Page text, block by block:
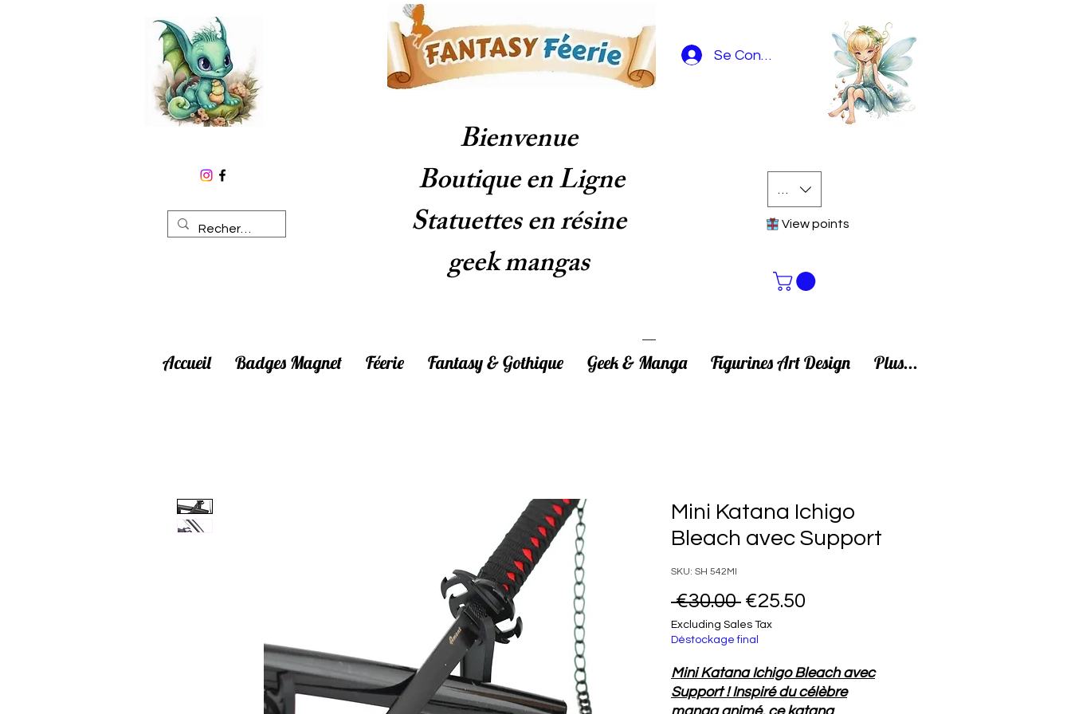
Se Connecter
EUR (€)
View points
Bienvenue
Boutique en Ligne
Statuettes en résine
geek mangas
Accueil Badges Magnet Féerie Fantasy & Gothique Geek & Manga Figurines Art Design Plus...
Mini Katana Ichigo
Bleach avec Support
SKU: SH 542MI
€30.00 Regular Price
€25.50
Excluding Sales Tax
Déstockage final
Mini Katana Ichigo Bleach avec
Support ! Inspiré du célèbre